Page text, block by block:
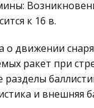
личность
учет
и пряности.
качества чая
столе в
послужить
принятия
всегда
к 16 в.
о движении
ракет при
разделы
и внешняя